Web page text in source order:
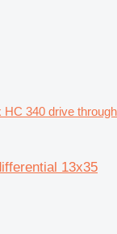
HC 340 drive through
13x35